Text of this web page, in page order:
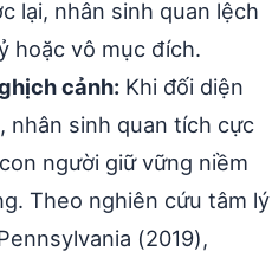
lại, nhân sinh quan lệch
hoặc vô mục đích.
cảnh: Khi đối diện
nhân sinh quan tích cực
người giữ vững niềm
Theo nghiên cứu tâm lý
(2019),